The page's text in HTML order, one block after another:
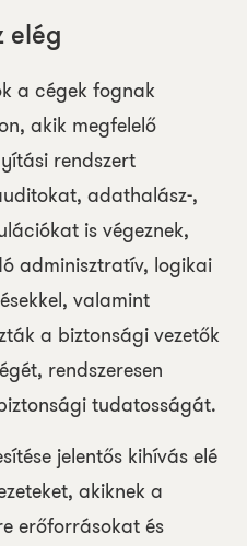
elég
a cégek fognak
akik megfelelő
rendszert
adathalász-,
is végeznek,
adminisztratív, logikai
valamint
a biztonsági vezetők
rendszeresen
tudatosságát.
jelentős kihívás elé
akiknek a
erőforrásokat és